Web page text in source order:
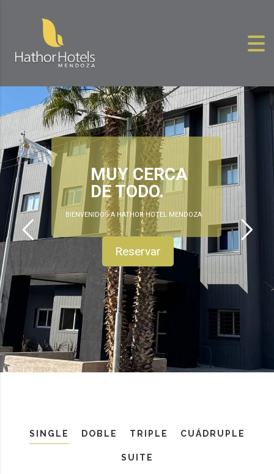
BIENVENIDOS A HATHOR HOTEL MENDOZA
MUY CERCA
DE TODO.
Reservar
SINGLE DOBLE TRIPLE CUÁDRUPLE
SUITE